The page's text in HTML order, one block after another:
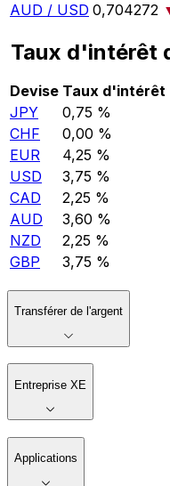
AUD / USD 0,704272
Taux d'intérêt
Devise Taux d'intérêt
JPY
0,75 %
CHF
0,00 %
EUR
4,25 %
USD
3,75 %
CAD
2,25 %
AUD
3,60 %
NZD
2,25 %
GBP
3,75 %
Transférer de l'argent
Entreprise XE
Applications